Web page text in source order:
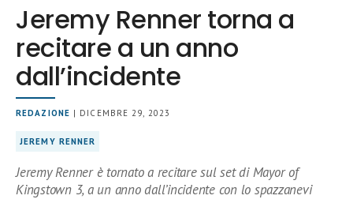
Jeremy Renner torna a
recitare a un anno
dall’incidente
REDAZIONE | DICEMBRE 29, 2023
JEREMY RENNER
Jeremy Renner è tornato a recitare sul set di Mayor of
Kingstown 3, a un anno dall’incidente con lo spazzanevi